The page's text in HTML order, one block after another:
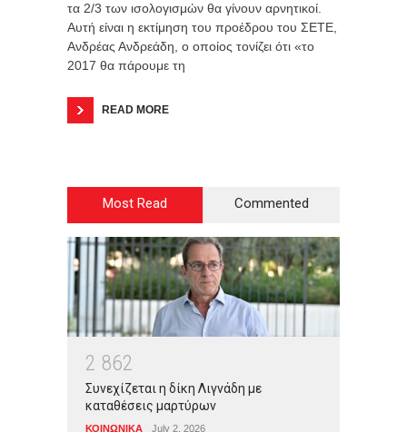
τα 2/3 των ισολογισμών θα γίνουν αρνητικοί.
Αυτή είναι η εκτίμηση του προέδρου του ΣΕΤΕ,
Ανδρέας Ανδρεάδη, ο οποίος τονίζει ότι «το
2017 θα πάρουμε τη
READ MORE
Most Read Commented
2 862
Συνεχίζεται η δίκη Λιγνάδη με
καταθέσεις μαρτύρων
ΚΟΙΝΩΝΙΚΑ July 2, 2026